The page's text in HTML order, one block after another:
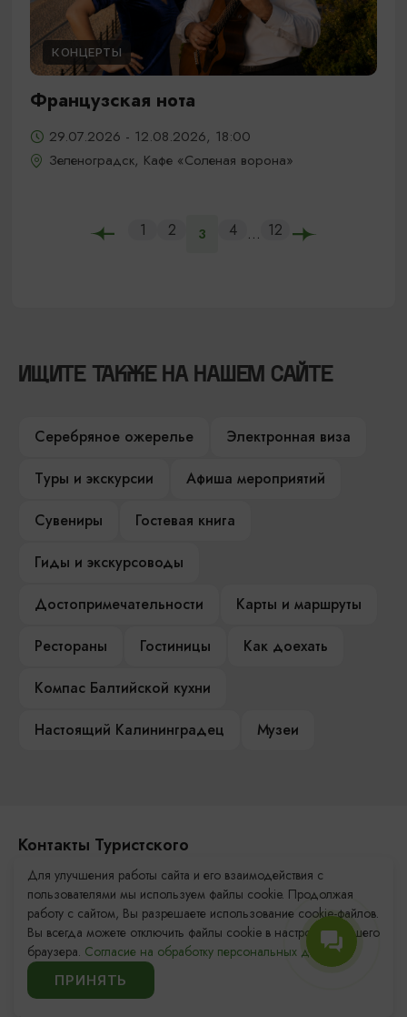
КОНЦЕРТЫ
Французская нота
29.07.2026 - 12.08.2026, 18:00
Зеленоградск, Кафе «Соленая ворона»
1 2 3 4 ... 12
ИЩИТЕ ТАКЖЕ НА НАШЕМ САЙТЕ
Серебряное ожерелье
Электронная виза
Туры и экскурсии
Афиша мероприятий
Сувениры
Гостевая книга
Гиды и экскурсоводы
Достопримечательности
Карты и маршруты
Рестораны
Гостиницы
Как доехать
Компас Балтийской кухни
Настоящий Калининградец
Музеи
Контакты Туристского
информационного центра
+7 (4012) 555-200
8 (800) 200-55-39
info@visit-kaliningrad.ru
Для улучшения работы сайта и его взаимодействия с
пользователями мы используем файлы cookie. Продолжая
работу с сайтом, Вы разрешаете использование cookie-файлов.
Вы всегда можете отключить файлы cookie в настройках Вашего
браузера. Согласие на обработку персональных данных.
ПРИНЯТЬ